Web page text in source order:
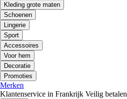
Kleding grote maten
Schoenen
Lingerie
Sport
Accessoires
Voor hem
Decoratie
Promoties
Merken
Klantenservice in Frankrijk Veilig betalen